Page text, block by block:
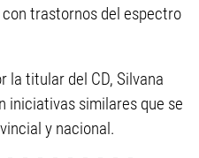
trastornos del espectro
la titular del CD, Silvana
iniciativas similares que se
y nacional.